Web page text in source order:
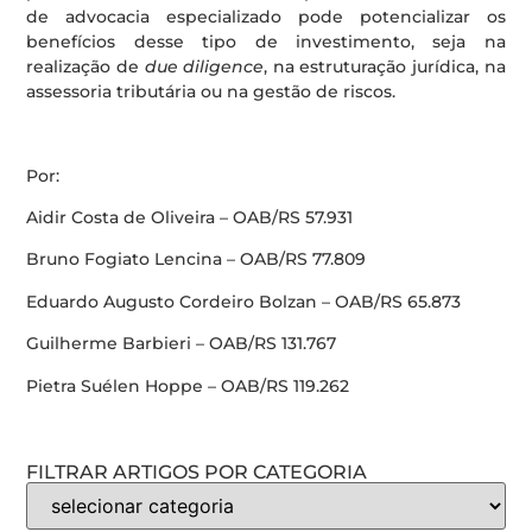
de advocacia especializado pode potencializar os
benefícios desse tipo de investimento, seja na
realização de due diligence, na estruturação jurídica, na
assessoria tributária ou na gestão de riscos.
Por:
Aidir Costa de Oliveira – OAB/RS 57.931
Bruno Fogiato Lencina – OAB/RS 77.809
Eduardo Augusto Cordeiro Bolzan – OAB/RS 65.873
Guilherme Barbieri – OAB/RS 131.767
Pietra Suélen Hoppe – OAB/RS 119.262
FILTRAR ARTIGOS POR CATEGORIA